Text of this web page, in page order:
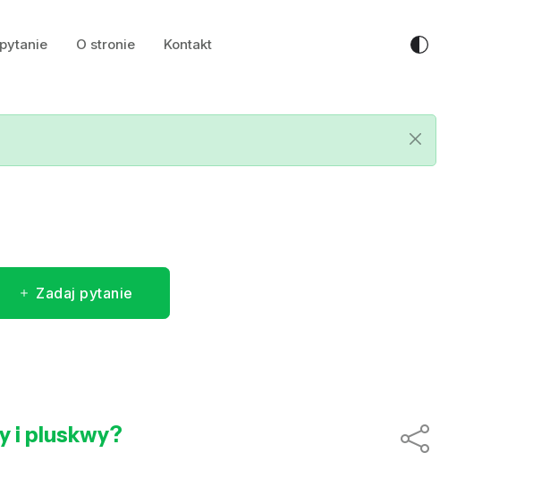
O stronie Kontakt
Zadaj pytanie
i pluskwy?